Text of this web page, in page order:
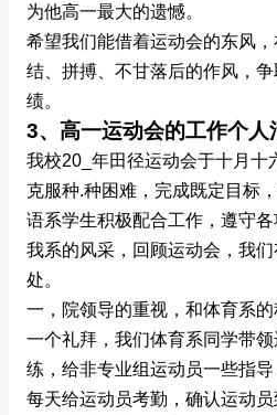
为他高一最大的遗憾。
希望我们能借着运动会的东风
结、拼搏、不甘落后的作风，
绩。
3、高一运动会的工作个人
我校20_年田径运动会于十月十
克服种.种困难，完成既定目标
语系学生积极配合工作，遵守
我系的风采，回顾运动会，我
处。
一，院领导的重视，和体育系
一个礼拜，我们体育系同学带
练，给非专业组运动员一些指
每天给运动员考勤，确认运动员